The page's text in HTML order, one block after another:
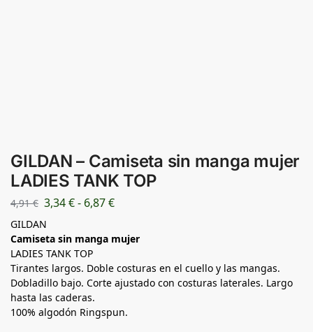
GILDAN – Camiseta sin manga mujer
LADIES TANK TOP
4,91€ 3,34€- 6,87€
GILDAN
Camiseta sin manga mujer
LADIES TANK TOP
Tirantes largos. Doble costuras en el cuello y las mangas.
Dobladillo bajo. Corte ajustado con costuras laterales. Largo
hasta las caderas.
100% algodón Ringspun.